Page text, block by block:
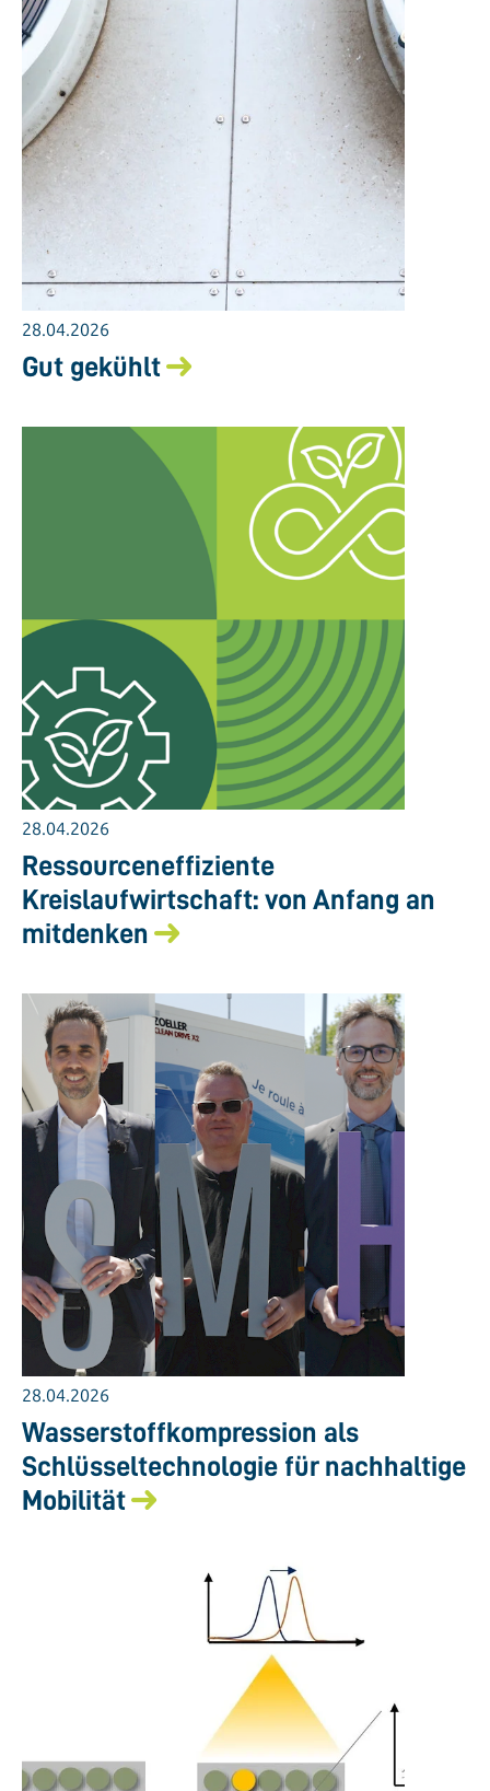
28.04.2026
Gut gekühlt
28.04.2026
Ressourceneffiziente
Kreislaufwirtschaft: von Anfang an
mitdenken
28.04.2026
Wasserstoffkompression als
Schlüsseltechnologie für nachhaltige
Mobilität